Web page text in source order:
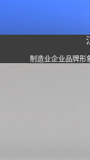
制造业企业品牌形